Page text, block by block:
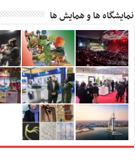
نمایشگاه ها و همایش ها